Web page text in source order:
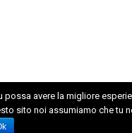
avere la migliore
sito noi assumiamo che tu